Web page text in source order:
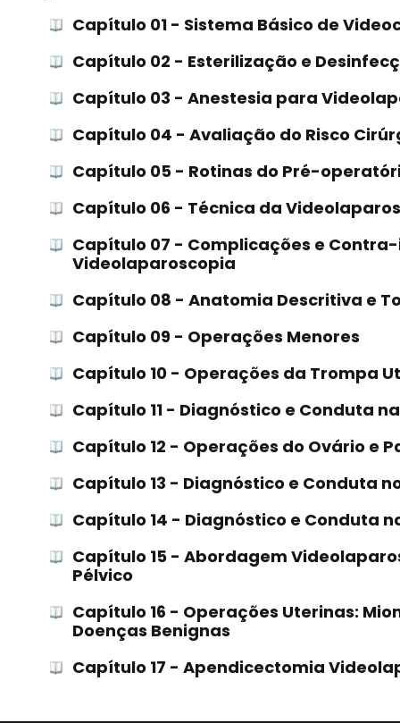
Capítulo 01 - Sistema Básico de
Capítulo 02 - Esterilização e
Capítulo 03 - Anestesia para
Capítulo 04 - Avaliação do Risco
Capítulo 05 - Rotinas do Pré-
Capítulo 06 - Técnica da
Capítulo 07 - Complicações e
Videolaparoscopia
Capítulo 08 - Anatomia Descritiva e
Capítulo 09 - Operações Menores
Capítulo 10 - Operações da Trompa
Capítulo 11 - Diagnóstico e Conduta
Capítulo 12 - Operações do Ovário e
Capítulo 13 - Diagnóstico e Conduta
Capítulo 14 - Diagnóstico e Conduta
Capítulo 15 - Abordagem
Pélvico
Capítulo 16 - Operações Uterinas:
Doenças Benignas
Capítulo 17 - Apendicectomia